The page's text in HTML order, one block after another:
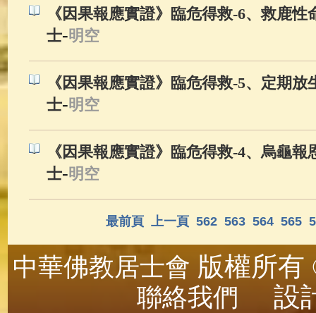
《因果報應實證》臨危得救-6、救鹿
士-明空
《因果報應實證》臨危得救-5、定期
士-明空
《因果報應實證》臨危得救-4、烏龜
士-明空
最前頁 上一頁 562 563 564 565
中華佛教居士會 版權所
聯絡我們
設